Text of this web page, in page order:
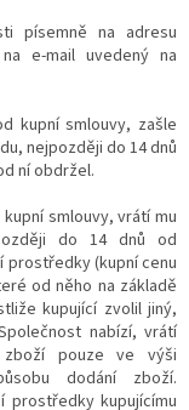
písemně na adresu
e-mail uvedený na
kupní smlouvy, zašle
nejpozději do 14 dnů
ní obdržel.
smlouvy, vrátí mu
do 14 dnů od
prostředky (kupní cenu
od něho na základě
kupující zvolil jiný,
nabízí, vrátí
zboží pouze ve výši
dodání zboží.
prostředky kupujícímu